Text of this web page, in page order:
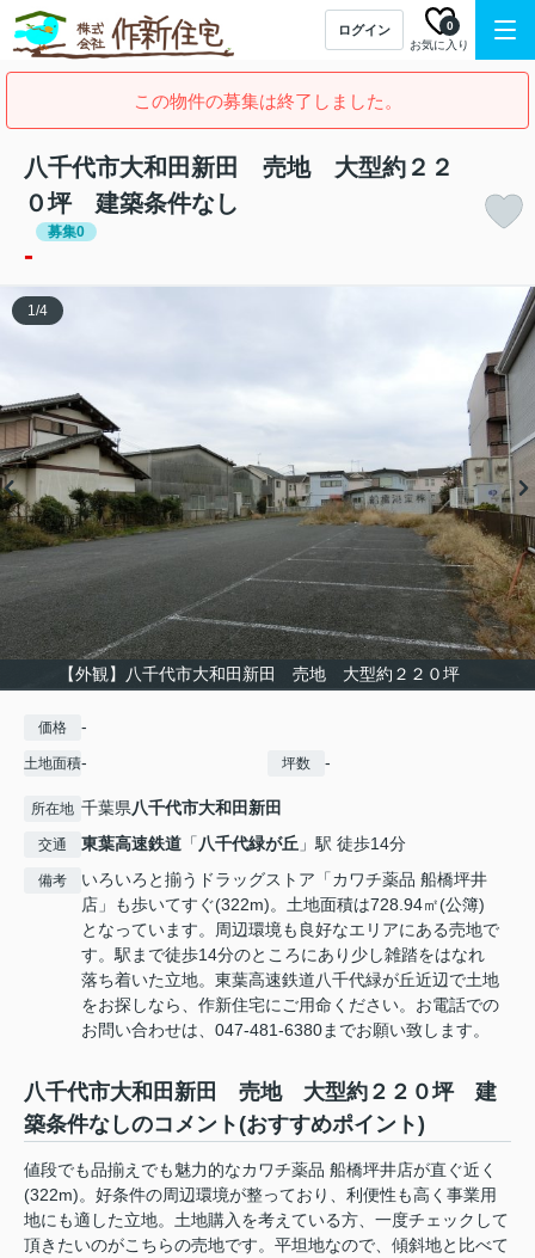
ログイン
お気に入り
0
この物件の募集は終了しました。
八千代市大和田新田 売地 大型約２２
０坪 建築条件なし
募集0
-
【外観】八千代市大和田新田 売地 大型約２２０坪
1/4
価格 -
土地面積- 坪数 -
所在地 千葉県八千代市大和田新田
交通 東葉高速鉄道 「八千代緑が丘 」駅 徒歩14分
備考
いろいろと揃うドラッグストア「カワチ薬品 船橋坪井
店」も歩いてすぐ(322m)。土地面積は728.94㎡(公簿)
となっています。周辺環境も良好なエリアにある売地で
す。駅まで徒歩14分のところにあり少し雑踏をはなれ
落ち着いた立地。東葉高速鉄道八千代緑が丘近辺で土地
をお探しなら、作新住宅にご用命ください。お電話での
お問い合わせは、047-481-6380までお願い致します。
八千代市大和田新田 売地 大型約２２０坪 建
築条件なしのコメント(おすすめポイント)
値段でも品揃えでも魅力的なカワチ薬品 船橋坪井店が直ぐ近く
(322m)。好条件の周辺環境が整っており、利便性も高く事業用
地にも適した立地。土地購入を考えている方、一度チェックして
頂きたいのがこちらの売地です。平坦地なので、傾斜地と比べて